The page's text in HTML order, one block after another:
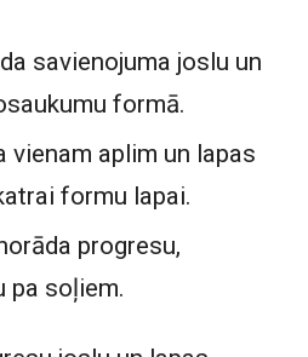
savienojuma joslu un
formā.
vienam aplim un lapas
formu lapai.
progresu,
pa soļiem.